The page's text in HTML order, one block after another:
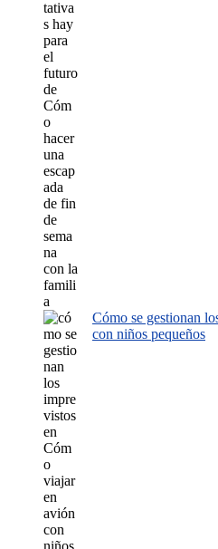
Cómo se gestionan
con niños pequeños